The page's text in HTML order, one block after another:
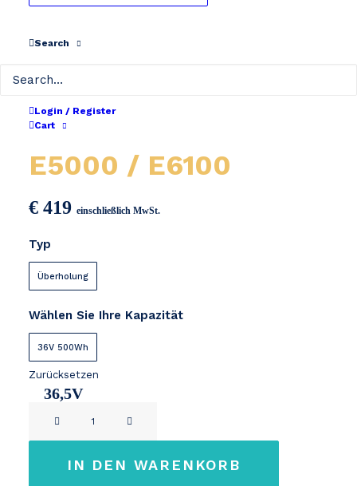
Search
Login / Register
Cart
SHIMANO STEPS
E5000 / E6100
€ 419 einschließlich MwSt.
Typ
Überholung
Wählen Sie Ihre Kapazität
36V 500Wh
36,5V
Zurücksetzen
IN DEN WARENKORB